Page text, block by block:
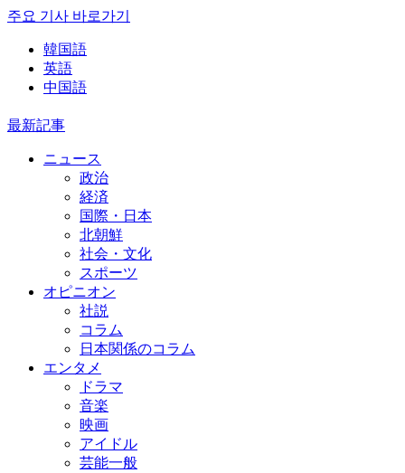
주요 기사 바로가기
韓国語
英語
中国語
最新記事
ニュース
政治
経済
国際・日本
北朝鮮
社会・文化
スポーツ
オピニオン
社説
コラム
日本関係のコラム
エンタメ
ドラマ
音楽
映画
アイドル
芸能一般